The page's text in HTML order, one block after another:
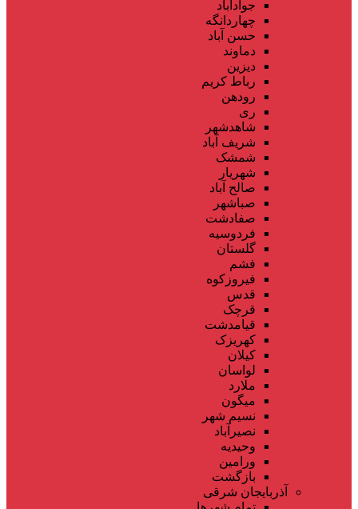
جوادآباد
چهاردانگه
حسن آباد
دماوند
دیزین
رباط کریم
رودهن
ری
شاهدشهر
شریف آباد
شمشک
شهریار
صالح آباد
صباشهر
صفادشت
فردوسیه
گلستان
فشم
فیروزکوه
قدس
قرچک
قیامدشت
کهریزک
کیلان
لواسان
ملارد
میگون
نسیم شهر
نصیرآباد
وحیدیه
ورامین
بازگشت
آذربایجان شرقی